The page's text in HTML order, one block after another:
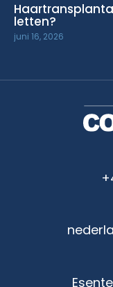
letten?
juni 16, 2026